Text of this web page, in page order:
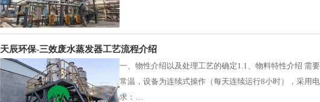
天辰环保-三效废水蒸发器工艺流程介绍
一、物性介绍以及处理工艺的确定1.1、物料特性介绍 需
常温，设备为连续式操作（每天连续运行8小时），采用
求：…